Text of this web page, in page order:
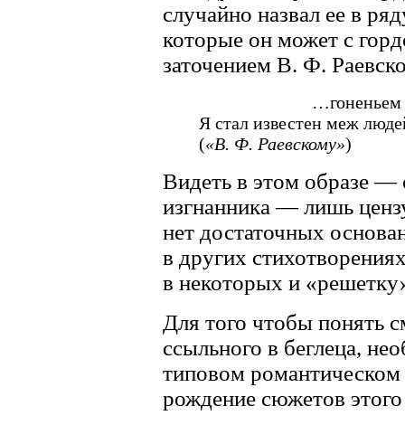
случайно назвал ее в
которые он может с
заточением В. Ф.
…гоненьем
Я стал известен меж
(«В. Ф. Раевскому»)
Видеть в этом образе —
изгнанника — лишь
нет достаточных
в других
в некоторых и
Для того чтобы понять
ссыльного в беглеца,
типовом
рождение сюжетов